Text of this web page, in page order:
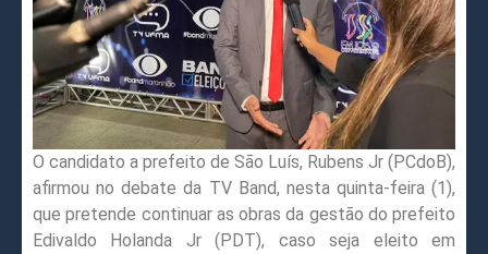
O candidato a prefeito de São Luís, Rubens Jr (PCdoB),
afirmou no debate da TV Band, nesta quinta-feira (1),
que pretende continuar as obras da gestão do prefeito
Edivaldo Holanda Jr (PDT), caso seja eleito em